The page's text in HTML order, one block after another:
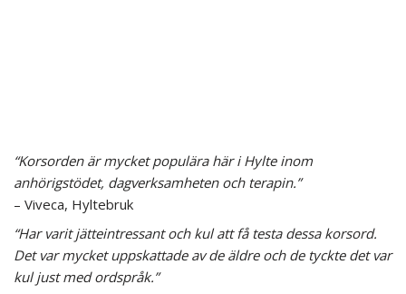
“Korsorden är mycket populära här i Hylte inom
anhörigstödet, dagverksamheten och terapin.”
– Viveca, Hyltebruk
“Har varit jätteintressant och kul att få testa dessa korsord.
Det var mycket uppskattade av de äldre och de tyckte det var
kul just med ordspråk.”